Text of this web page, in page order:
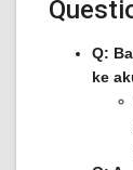
Q:
ke